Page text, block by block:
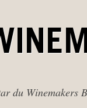
du Winemakers